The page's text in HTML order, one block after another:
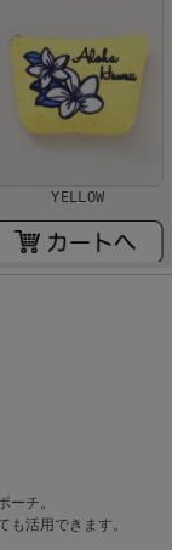
YELLOW
ーチ。
活用できます。